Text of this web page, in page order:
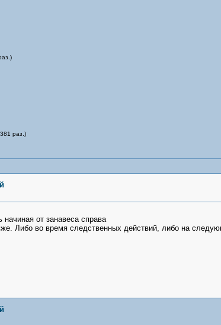
раз.)
от занавеса справа
Либо во время следственных действий, либо на